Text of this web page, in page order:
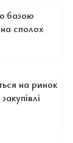
базою
сполох
на ринок